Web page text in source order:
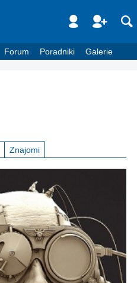
Forum Poradniki Galerie
Znajomi